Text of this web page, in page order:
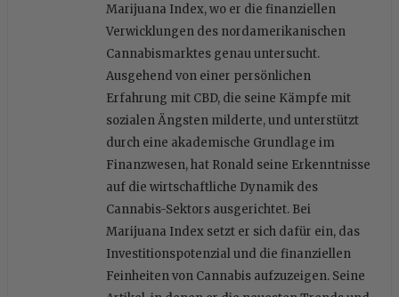
Marijuana Index, wo er die finanziellen
Verwicklungen des nordamerikanischen
Cannabismarktes genau untersucht.
Ausgehend von einer persönlichen
Erfahrung mit CBD, die seine Kämpfe mit
sozialen Ängsten milderte, und unterstützt
durch eine akademische Grundlage im
Finanzwesen, hat Ronald seine Erkenntnisse
auf die wirtschaftliche Dynamik des
Cannabis-Sektors ausgerichtet. Bei
Marijuana Index setzt er sich dafür ein, das
Investitionspotenzial und die finanziellen
Feinheiten von Cannabis aufzuzeigen. Seine